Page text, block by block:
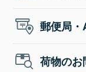
郵便局
荷物の